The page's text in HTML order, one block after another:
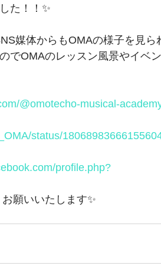
た！！✨️
媒体からもOMAの様子を見ら
でOMAのレッスン風景やイベ
@omotecho-musical-
status/
profile.php?
願いいたします✨️